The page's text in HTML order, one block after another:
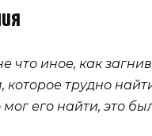
что иное, как
трудно
его найти, это